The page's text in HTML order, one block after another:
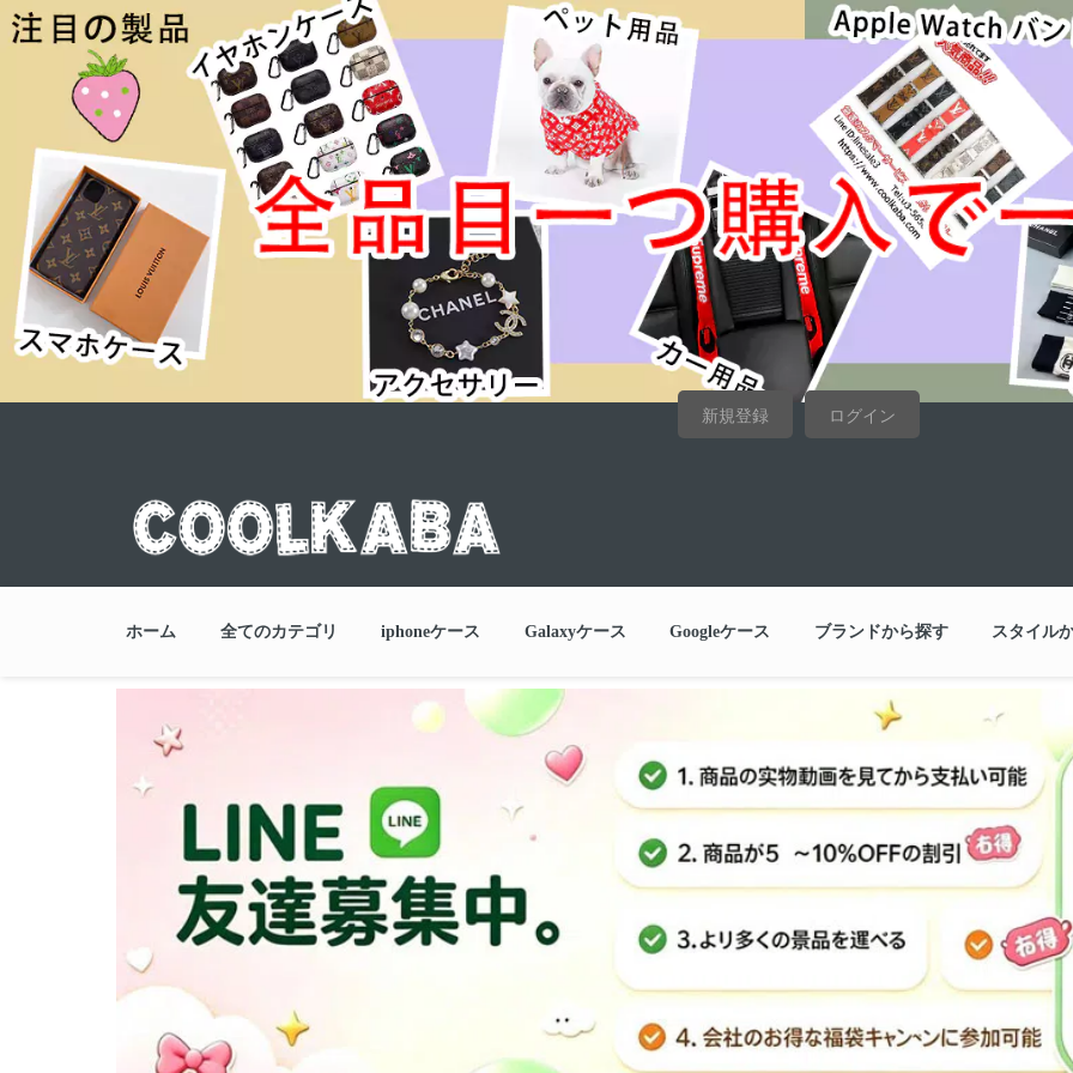
新規登録 ログイン
ホーム 全てのカテゴリ iphoneケース Galaxyケース Googleケース ブランドから探す スタイル